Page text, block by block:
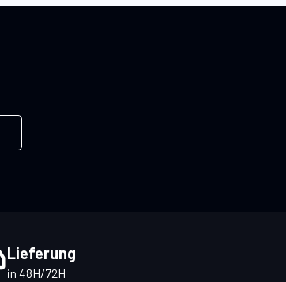
Lieferung
in 48H/72H